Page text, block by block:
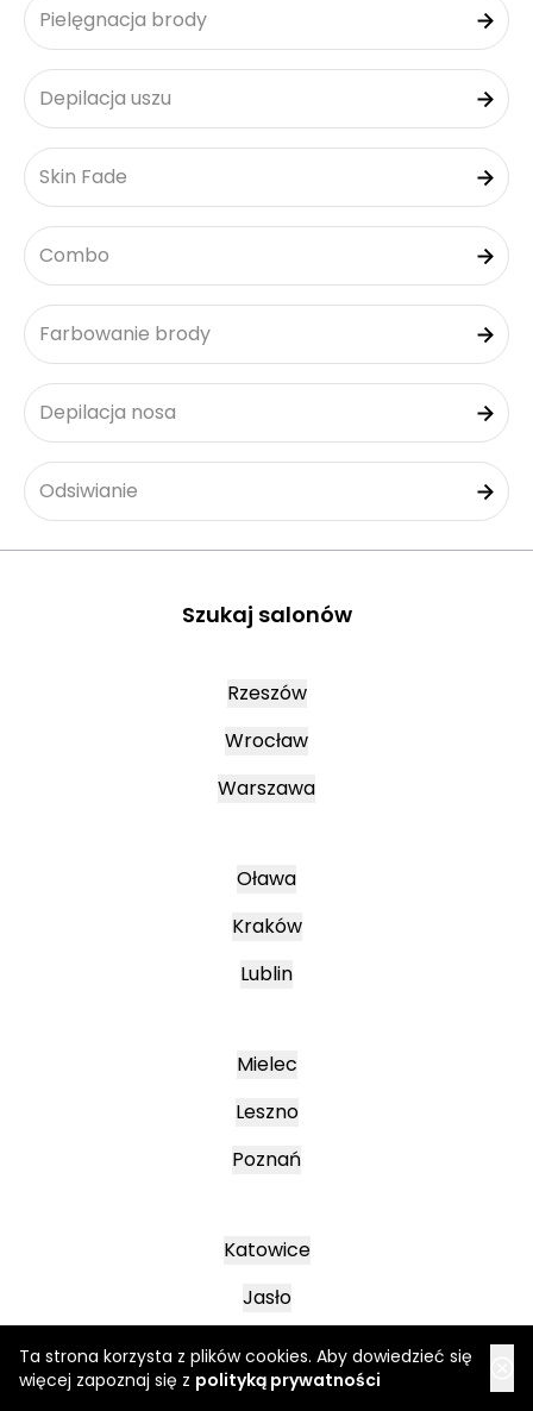
Ta strona korzysta z plików cookies. Aby dowiedzieć się
więcej zapoznaj się z polityką prywatności
Pielęgnacja brody
Depilacja uszu
Skin Fade
Combo
Farbowanie brody
Depilacja nosa
Odsiwianie
Szukaj salonów
Rzeszów
Wrocław
Warszawa
Oława
Kraków
Lublin
Mielec
Leszno
Poznań
Katowice
Jasło
Wałbrzych